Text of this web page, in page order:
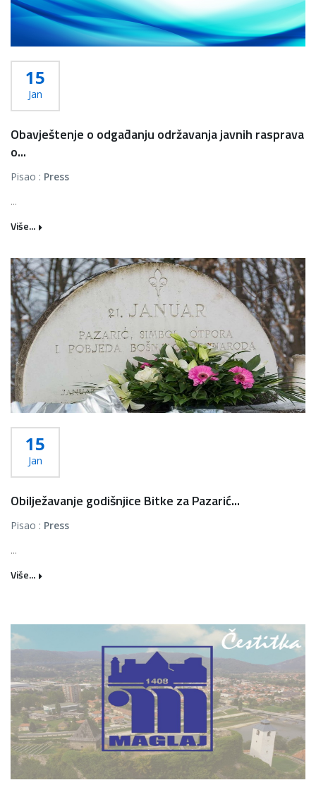
15
Jan
Obavještenje o odgađanju održavanja javnih rasprava
o...
Pisao : Press
...
Više...
15
Jan
Obilježavanje godišnjice Bitke za Pazarić...
Pisao : Press
...
Više...